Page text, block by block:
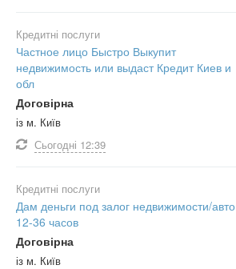
Кредитні послуги
Частное лицо Быстро Выкупит
недвижимость или выдаст Кредит Киев и
обл
Договірна
із м. Київ
Сьогодні 12:39
Кредитні послуги
Дам деньги под залог недвижимости/авто
12-36 часов
Договірна
із м. Київ